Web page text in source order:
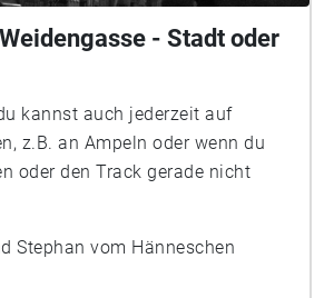
- Stadt oder
kannst auch jederzeit auf
z.B. an Ampeln oder wenn du
oder den Track gerade nicht
Stephan vom Hänneschen